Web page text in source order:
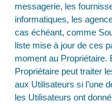
messagerie, les
informatiques, les
cas échéant, comme
liste mise à jour de ces
moment au Propriétaire.
Propriétaire peut traiter
aux Utilisateurs si l’une
les Utilisateurs ont